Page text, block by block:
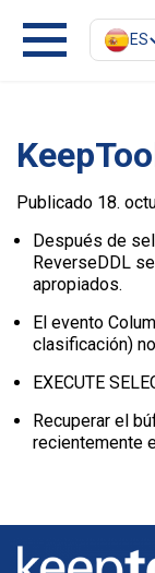
ES
Publicado 18.
Después de
ReverseDDL
apropiados.
El evento
clasificación)
EXECUTE
Recuperar el
recientemente